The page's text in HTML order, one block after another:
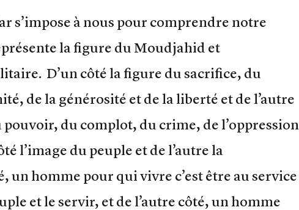
s’impose à nous pour comprendre notre
la figure du Moudjahid et
D’un côté la figure du sacrifice, du
de la générosité et de la liberté et de l’autre
du complot, du crime, de l’oppression
l’image du peuple et de l’autre la
un homme pour qui vivre c’est être au service
et le servir, et de l’autre côté, un homme